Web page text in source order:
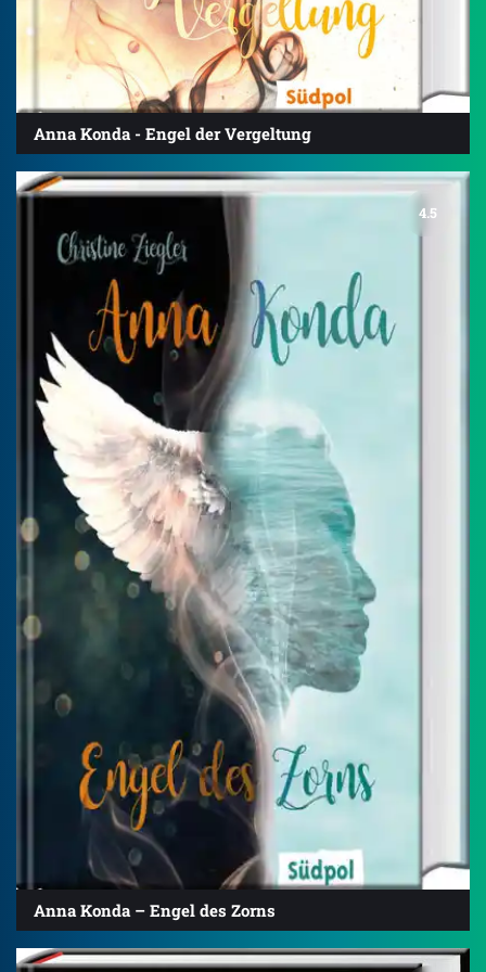
Anna Konda - Engel der Vergeltung
4.5
Anna Konda – Engel des Zorns